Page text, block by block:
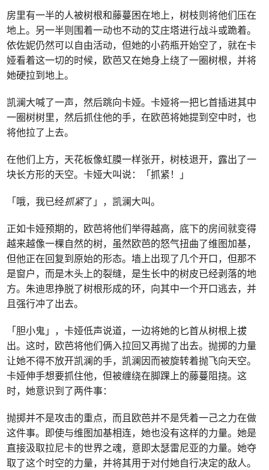
房里有一半的人被树根和藤蔓困在地上，树枝则将他们压在
地上。另一半则围着一动也不动的艾庄塔进行战斗或跪着。
依佐妮仍然可以自由活动，但她的小药瓶开始空了，就在卡
娅看着这一切的时候，欧芭又在她身上绕了一圈树根，并将
她硬拉到地上。
凯澜大喊了一声，然后跳向卡娅。卡娅将一把匕首插进其中
一圈树树里，然后抓住他的手，在欧芭将她提到空中时，也
将他拉了上去。
在他们上方，天花板像虹膜一样张开，树枝退开，露出了一
块长方形的天空。卡娅大叫说：「抓紧！」
「哦，我已经抓紧了」，凯澜大叫。
正如卡娅预期的，欧芭将他们举得越高，底下的房间就变得
越来越像一棵自然的树，虽然欧芭的怒气扭曲了维图加基，
但他正在回复到原始的形态。墙上出现了几个开口，但那不
是窗户，而是木头上的裂缝，是生长中的树皮已经剥落的地
方。朱迪思挣脱了树根形成的环，向其中一个开口逃去，并
且强行冲了出去。
「胆小鬼」，卡娅低声说道，一边将她的匕首从树根上拔
出。这时，欧芭将他们俩入拉回又再抛了出去。抛掷的力量
让她不得不放开凯澜的手，凯澜因而被旋转着抛飞向天空。
卡娅伸手想要抓住他，但被缠绕在脚踝上的藤蔓阻挠。这
时，她意识到了两件事：
抛掷并不是攻击的重点，而且欧芭并不是凭着一己之力在做
这件事。即使与维图加基相连，她也没有这样的力量。她是
直接汲取拉尼卡的世界之魂，意即太瑟雷尼亚的力量。她夺
取了这个时空的力量，并将其用于对付她自行决定的敌人。